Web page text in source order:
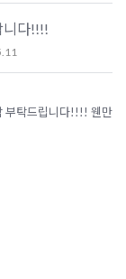
니다!!!!
부탁드립니다!!!! 웬만